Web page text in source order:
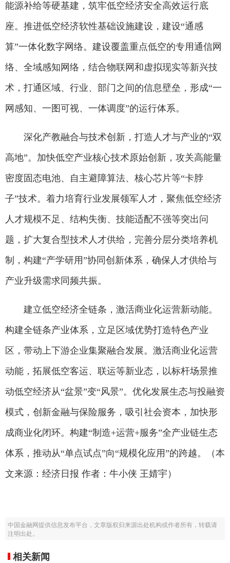
能源补给等硬基建，筑牢低空经济安全高效运行底
座。推进低空经济软性基础设施建设，建设“通感
算”一体化数字网络。建设覆盖重点低空的专用通信网
络、全域感知网络，结合物联网和虚拟现实等新兴技
术，打通区域、行业、部门之间的信息壁垒，形成“一
网感知、一图可视、一体调度”的运行体系。
深化产教融合与技术创新，打造人才与产业的“双
高地”。加快低空产业核心技术原始创新，攻关高能量
密度固态电池、自主避障算法、核心芯片等“卡脖
子”技术。着力培育行业发展领军人才，聚焦低空经济
人才规模不足、结构失衡、技能适配不强等突出问
题，扩大复合型技术人才供给，完善分层分类培养机
制，构建“产学研用”协同创新体系，确保人才供给与
产业升级需求同频共振。
建立低空经济全链条，激活商业化运营新动能。
构建全链条产业体系，立足区域优势打造特色产业
区，带动上下游企业集聚融合发展。激活商业化运营
动能，拓展低空客运、联运等新业态，以标杆场景推
动低空经济从“盆景”变“风景”。优化发展生态与投融资
模式，创新金融与保险服务，吸引社会资本，加快形
成商业化闭环。构建“制造+运营+服务”全产业链生态
体系，推动从“单点试点”向“规模化应用”的跨越。（本
文来源：经济日报 作者：牛小侠 王婧宇）
中国金融网提供信息发布平台，文章版权归来源出处机构或作者所有，转载请
注明出处。
相关新闻